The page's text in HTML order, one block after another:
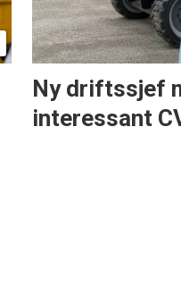
Ny driftssjef
interessant